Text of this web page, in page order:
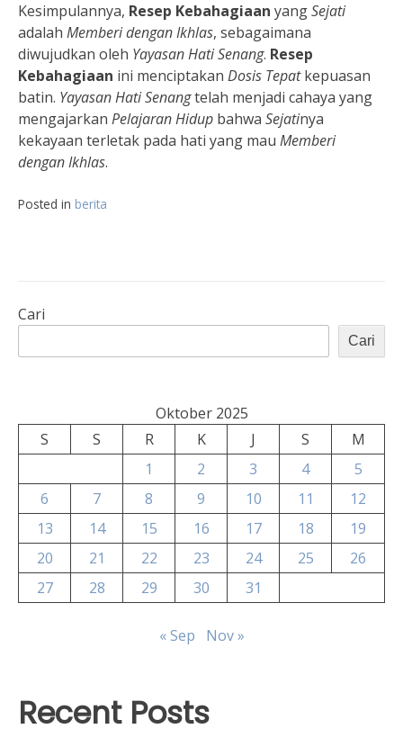
Kesimpulannya, Resep Kebahagiaan yangSejati
adalah Memberi dengan Ikhlas, sebagaimana
diwujudkan oleh Yayasan Hati Senang. Resep
Kebahagiaan ini menciptakan Dosis Tepatkepuasan
batin. Yayasan Hati Senangtelah menjadi cahaya yang
mengajarkan Pelajaran Hidup bahwa Sejatinya
kekayaan terletak pada hati yang mau Memberi
dengan Ikhlas.
Posted in berita
Cari
Cari
Oktober 2025
S
S R K J S
M
1
2 3 4
5
6
7 8 9 10 11
12
13
14 15 16 17 18
19
20
21 22 23 24 25
26
27
28 29 30 31
« Sep Nov »
Recent Posts